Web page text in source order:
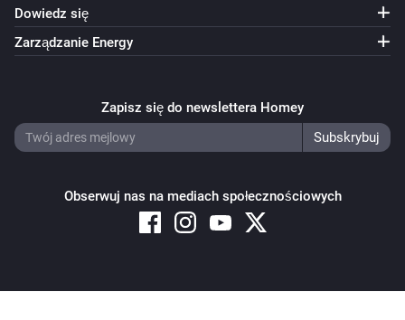
Dowiedz się
Zarządzanie Energy
Zapisz się do newslettera Homey
Obserwuj nas na mediach społecznościowych